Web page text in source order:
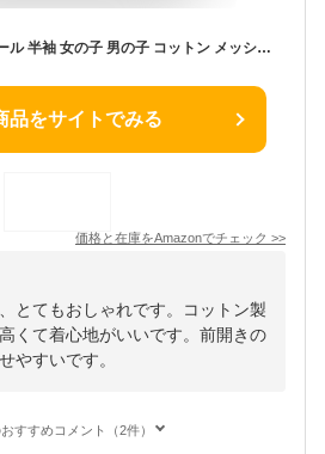
[ベルメゾン] ショートオール 半袖 女の子 男の子 コットン メッシュ ベビー 肌着 オフホワイトバナナ 80
品をサイトでみる
価格と在庫をAmazonでチェック >>
とてもおしゃれです。コットン製
くて着心地がいいです。前開きの
やすいです。
すすめコメント（2件）